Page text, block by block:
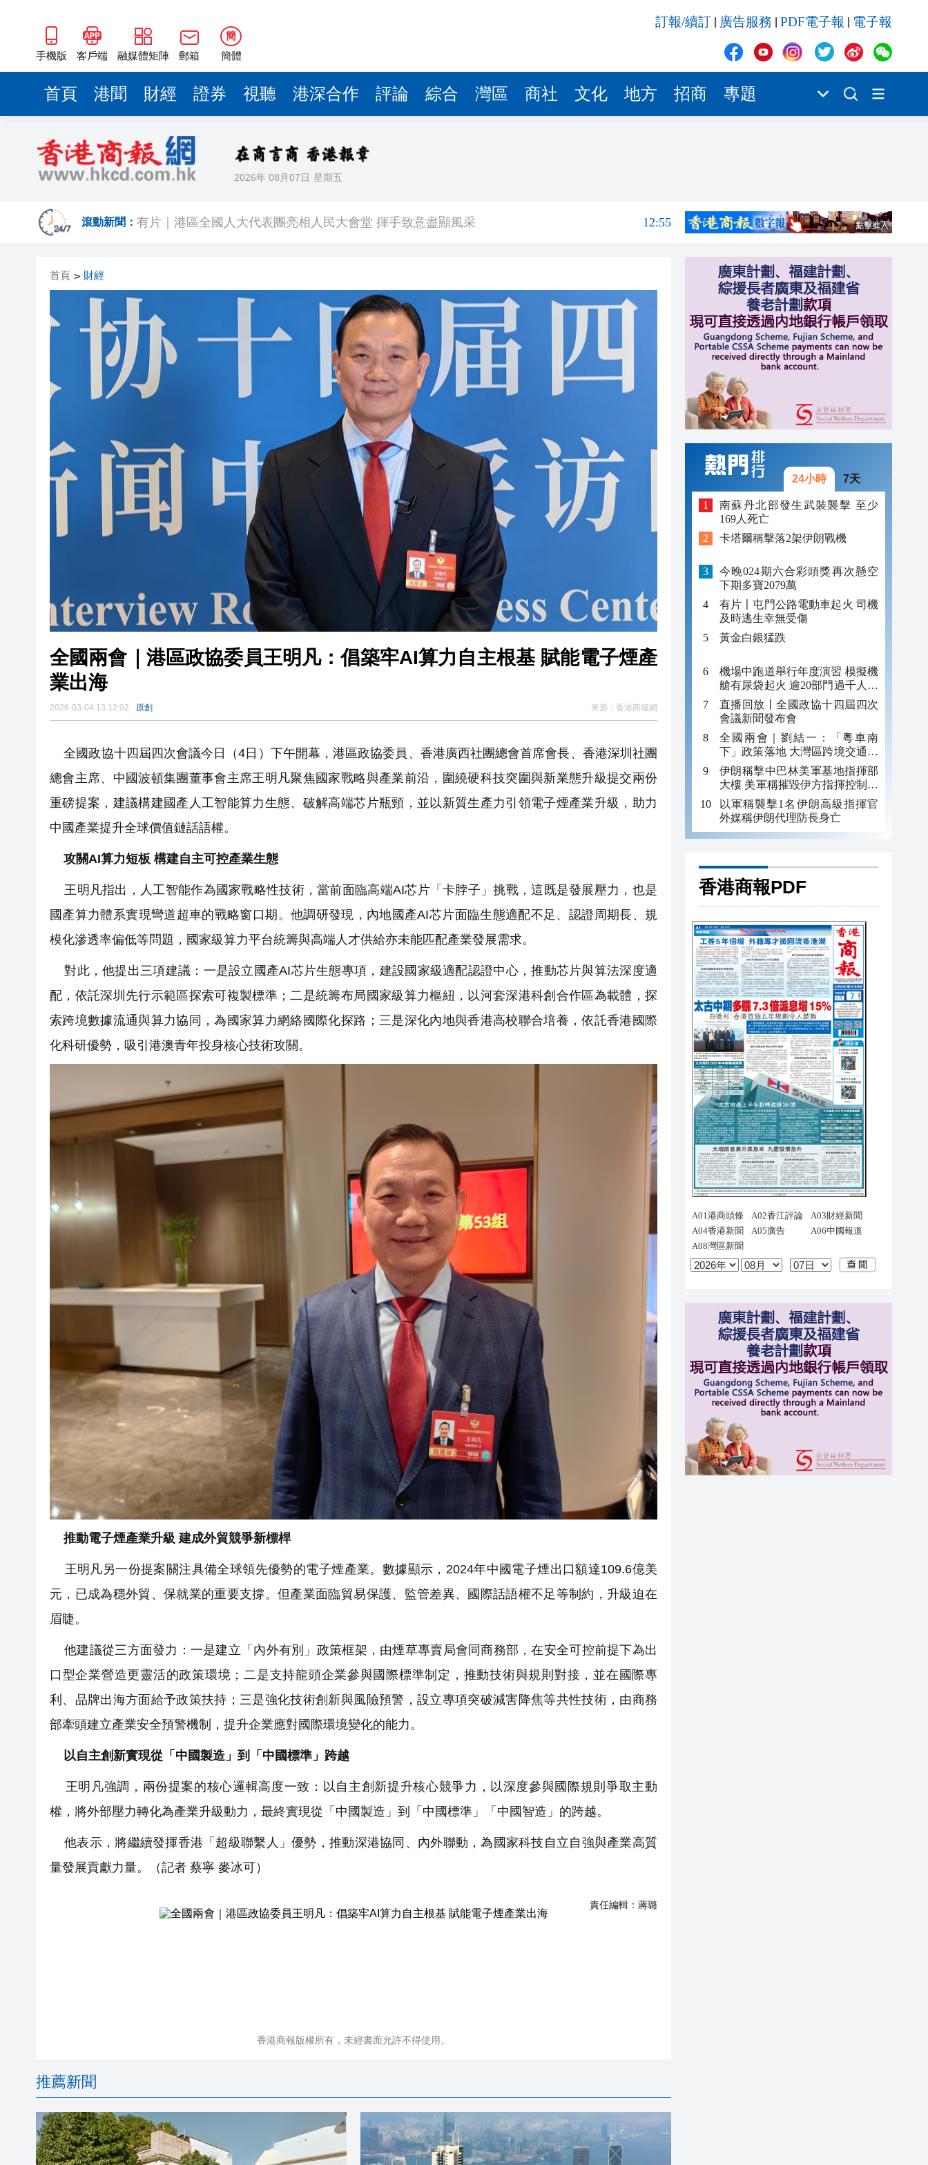
手機版 客戶端 融媒體矩陣 郵箱
簡
簡體
訂報/續訂 廣告服務 PDF電子報 電子報
首頁 港聞 財經 證券 視聽 港深合作 評論 綜合 灣區 商社 文化 地方 招商 專題
2026年 08月07日 星期五
滾動新聞：
兩會手記｜陳曼琪：繼續履職盡責 為國家及香港發展貢獻力量
12:43
十四屆全國人大四次會議3月5日上午開幕 會期8天
九龍塘金巴倫道別墅9500萬元易手
12:17
全國兩會｜港區政協委員王明凡：倡築牢AI算力自主根基 賦能電子煙產業出海
全國兩會｜港區人大代表關注香港如何發揮國際金融中心功能助力「十五五」
有片｜港區全國人大代表團亮相人民大會堂 揮手致意盡顯風采
12:55
九龍塘金巴倫道別墅9500萬元易手
全國政協委員凌俊傑冀實施「香港人才外貿領航」結對子計劃 助力內地企業高質量「出海」
全國兩會｜港區政協委員王明凡：倡築牢AI算力自主根基 賦能電子煙產業出海
全國兩會｜港區人大代表關注香港如何發揮國際金融中心功能助力「十五五」
全國兩會首場新聞發布會 深圳前海成「熱詞」
有片｜港區全國人大代表團亮相人民大會堂 揮手致意盡顯風采
兩會手記｜陳曼琪：繼續履職盡責 為國家及香港發展貢獻力量
十四屆全國人大四次會議3月5日上午開幕 會期8天
九龍塘金巴倫道別墅9500萬元易手
全國政協委員凌俊傑冀實施「香港人才外貿領航」結對子計劃 助力內地企業高質量「出海」
首頁 > 財經
全國兩會｜港區政協委員王明凡：倡築牢AI算力自主根基 賦能電子煙產
業出海
2026-03-04 13:12:02 原創 來源： 香港商報網
全國政協十四屆四次會議今日（4日）下午開幕，港區政協委員、香港廣西社團總會首席會長、香港深圳社團
總會主席、中國波頓集團董事會主席王明凡聚焦國家戰略與產業前沿，圍繞硬科技突圍與新業態升級提交兩份
重磅提案，建議構建國產人工智能算力生態、破解高端芯片瓶頸，並以新質生產力引領電子煙產業升級，助力
中國產業提升全球價值鏈話語權。
攻關AI算力短板 構建自主可控產業生態
王明凡指出，人工智能作為國家戰略性技術，當前面臨高端AI芯片「卡脖子」挑戰，這既是發展壓力，也是
國產算力體系實現彎道超車的戰略窗口期。他調研發現，內地國產AI芯片面臨生態適配不足、認證周期長、規
模化滲透率偏低等問題，國家級算力平台統籌與高端人才供給亦未能匹配產業發展需求。
對此，他提出三項建議：一是設立國產AI芯片生態專項，建設國家級適配認證中心，推動芯片與算法深度適
配，依託深圳先行示範區探索可複製標準；二是統籌布局國家級算力樞紐，以河套深港科創合作區為載體，探
索跨境數據流通與算力協同，為國家算力網絡國際化探路；三是深化內地與香港高校聯合培養，依託香港國際
化科研優勢，吸引港澳青年投身核心技術攻關。
推動電子煙產業升級 建成外貿競爭新標桿
王明凡另一份提案關注具備全球領先優勢的電子煙產業。數據顯示，2024年中國電子煙出口額達109.6億美
元，已成為穩外貿、保就業的重要支撐。但產業面臨貿易保護、監管差異、國際話語權不足等制約，升級迫在
眉睫。
他建議從三方面發力：一是建立「內外有別」政策框架，由煙草專賣局會同商務部，在安全可控前提下為出
口型企業營造更靈活的政策環境；二是支持龍頭企業參與國際標準制定，推動技術與規則對接，並在國際專
利、品牌出海方面給予政策扶持；三是強化技術創新與風險預警，設立專項突破減害降焦等共性技術，由商務
部牽頭建立產業安全預警機制，提升企業應對國際環境變化的能力。
以自主創新實現從「中國製造」到「中國標準」跨越
王明凡強調，兩份提案的核心邏輯高度一致：以自主創新提升核心競爭力，以深度參與國際規則爭取主動
權，將外部壓力轉化為產業升級動力，最終實現從「中國製造」到「中國標準」「中國智造」的跨越。
他表示，將繼續發揮香港「超級聯繫人」優勢，推動深港協同、內外聯動，為國家科技自立自強與產業高質
量發展貢獻力量。（記者 蔡寧 麥冰可）
責任編輯： 蔣璐
香港商報版權所有，未經書面允許不得使用。
推薦新聞
24小時 7天
南蘇丹北部發生武裝襲擊 至少
169人死亡
卡塔爾稱擊落2架伊朗戰機
今晚024期六合彩頭獎再次懸空
下期多寶2079萬
有片〡屯門公路電動車起火 司機
及時逃生幸無受傷
黃金白銀猛跌
機場中跑道舉行年度演習 模擬機
艙有尿袋起火 逾20部門過千人參
與
直播回放丨全國政協十四屆四次
會議新聞發布會
全國兩會｜劉結一：「粵車南
下」政策落地 大灣區跨境交通邁
入雙向直通新時代
伊朗稱擊中巴林美軍基地指揮部
大樓 美軍稱摧毀伊方指揮控制設
施
以軍稱襲擊1名伊朗高級指揮官
外媒稱伊朗代理防長身亡
香港商報PDF